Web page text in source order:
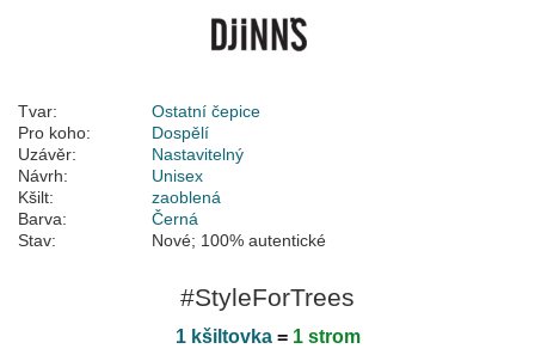
Tvar:
Ostatní čepice
Pro koho:
Dospělí
Uzávěr:
Nastavitelný
Návrh:
Unisex
Kšilt:
zaoblená
Barva:
Černá
Stav:
Nové; 100% autentické
#StyleForTrees
1 kšiltovka= 1 strom